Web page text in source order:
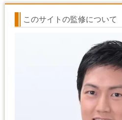
このサイトの監修について